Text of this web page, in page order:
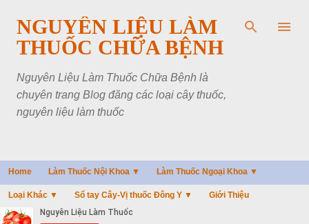
Chuyển đến nội dung chính
NGUYÊN LIỆU LÀM
THUỐC CHỮA BỆNH
Nguyên Liệu Làm Thuốc Chữa Bệnh là
chuyên trang Blog đăng các loại cây thuốc,
nguyên liệu làm thuốc
Home Làm Thuốc Nội Khoa ▼ Làm Thuốc Ngoại Khoa ▼
Loại Khác ▼ Sổ tay Cây-Vị thuốc Đông Y ▼ Giới Thiệu